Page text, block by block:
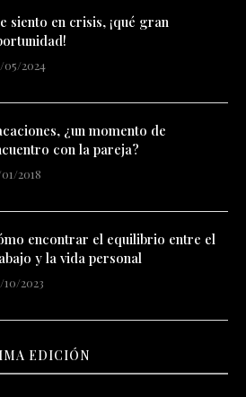
siento en crisis, ¡qué gran
05/2024
¿un momento de
con la pareja?
2018
encontrar el equilibrio entre el
y la vida personal
10/2023
EDICIÓN